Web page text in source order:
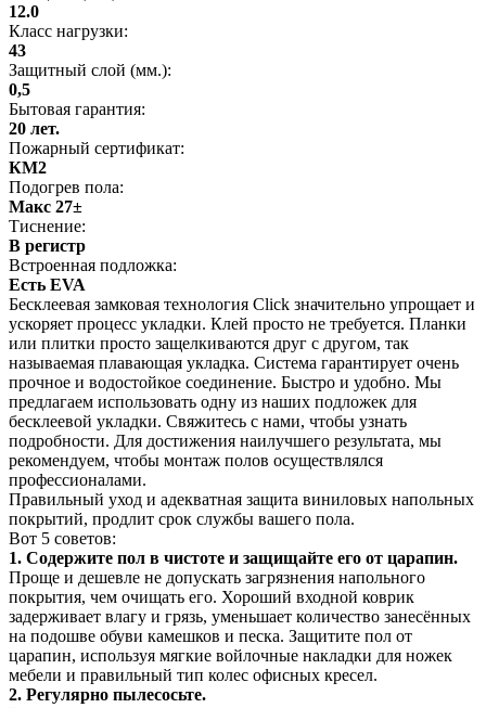
12.0
Класс нагрузки:
43
Защитный слой (мм.):
0,5
Бытовая гарантия:
20 лет.
Пожарный сертификат:
КМ2
Подогрев пола:
Макс 27±
Тиснение:
В регистр
Встроенная подложка:
Есть EVA
Бесклеевая замковая технология Click значительно упрощает и
ускоряет процесс укладки. Клей просто не требуется. Планки
или плитки просто защелкиваются друг с другом, так
называемая плавающая укладка. Система гарантирует очень
прочное и водостойкое соединение. Быстро и удобно. Мы
предлагаем использовать одну из наших подложек для
бесклеевой укладки. Свяжитесь с нами, чтобы узнать
подробности. Для достижения наилучшего результата, мы
рекомендуем, чтобы монтаж полов осуществлялся
профессионалами.
Правильный уход и адекватная защита виниловых напольных
покрытий, продлит срок службы вашего пола.
Вот 5 советов:
1. Содержите пол в чистоте и защищайте его от царапин.
Проще и дешевле не допускать загрязнения напольного
покрытия, чем очищать его. Хороший входной коврик
задерживает влагу и грязь, уменьшает количество занесённых
на подошве обуви камешков и песка. Защитите пол от
царапин, используя мягкие войлочные накладки для ножек
мебели и правильный тип колес офисных кресел.
2. Регулярно пылесосьте.